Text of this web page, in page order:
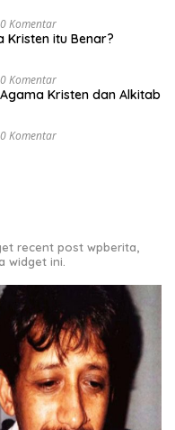
0 Komentar
Kristen itu Benar?
0 Komentar
Kristen dan Alkitab
0 Komentar
recent post wpberita,
widget ini.